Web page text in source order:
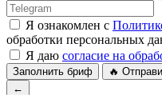
Я ознакомлен с
обработки персональных
Я даю согласие на
Заполнить бриф
🔥
←